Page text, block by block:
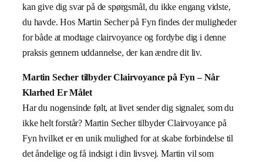
kan give dig svar på de spørgsmål, du ikke engang vidste,
du havde. Hos Martin Secher på Fyn findes der muligheder
for både at modtage clairvoyance og fordybe dig i denne
praksis gennem uddannelse, der kan ændre dit liv.
Martin Secher tilbyder Clairvoyance på Fyn – Når
Klarhed Er Målet
Har du nogensinde følt, at livet sender dig signaler, som du
ikke helt forstår? Martin Secher tilbyder Clairvoyance på
Fyn hvilket er en unik mulighed for at skabe forbindelse til
det åndelige og få indsigt i din livsvej. Martin vil som